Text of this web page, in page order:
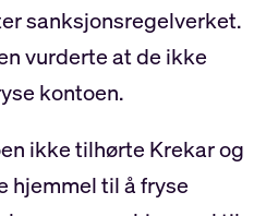
sanksjonsregelverket.
vurderte at de ikke
kontoen.
ikke tilhørte Krekar og
hjemmel til å fryse